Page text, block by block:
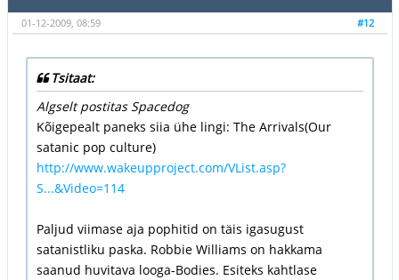
#12
01-12-2009, 08:59
Tsitaat:
Algselt postitas Spacedog
Kõigepealt paneks siia ühe lingi: The Arrivals(Our
satanic pop culture)
http://www.wakeupproject.com/VList.asp?
S...&Video=114
Paljud viimase aja pophitid on täis igasugust
satanistliku paska. Robbie Williams on hakkama
saanud huvitava looga-Bodies. Esiteks kahtlase